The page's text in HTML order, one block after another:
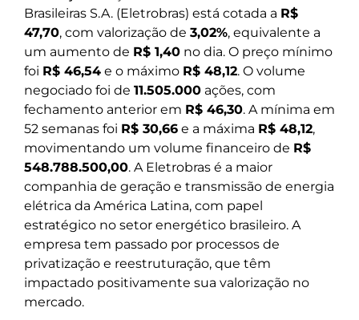
Brasileiras S.A. (Eletrobras) está cotada a R$
47,70, com valorização de 3,02%, equivalente a
um aumento de R$ 1,40 no dia. O preço mínimo
foi R$ 46,54 e o máximo R$ 48,12. O volume
negociado foi de 11.505.000 ações, com
fechamento anterior em R$ 46,30. A mínima em
52 semanas foi R$ 30,66 e a máxima R$ 48,12,
movimentando um volume financeiro de R$
548.788.500,00. A Eletrobras é a maior
companhia de geração e transmissão de energia
elétrica da América Latina, com papel
estratégico no setor energético brasileiro. A
empresa tem passado por processos de
privatização e reestruturação, que têm
impactado positivamente sua valorização no
mercado.